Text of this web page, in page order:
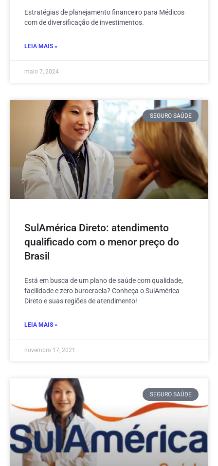
Estratégias de planejamento financeiro para Médicos
com de diversificação de investimentos.
LEIA MAIS »
maio 7, 2024
SEGURO SAÚDE
SulAmérica Direto: atendimento
qualificado com o menor preço do
Brasil
Está em busca de um plano de saúde com qualidade,
facilidade e zero burocracia? Conheça o SulAmérica
Direto e suas regiões de atendimento!
LEIA MAIS »
novembro 17, 2021
SEGURO SAÚDE